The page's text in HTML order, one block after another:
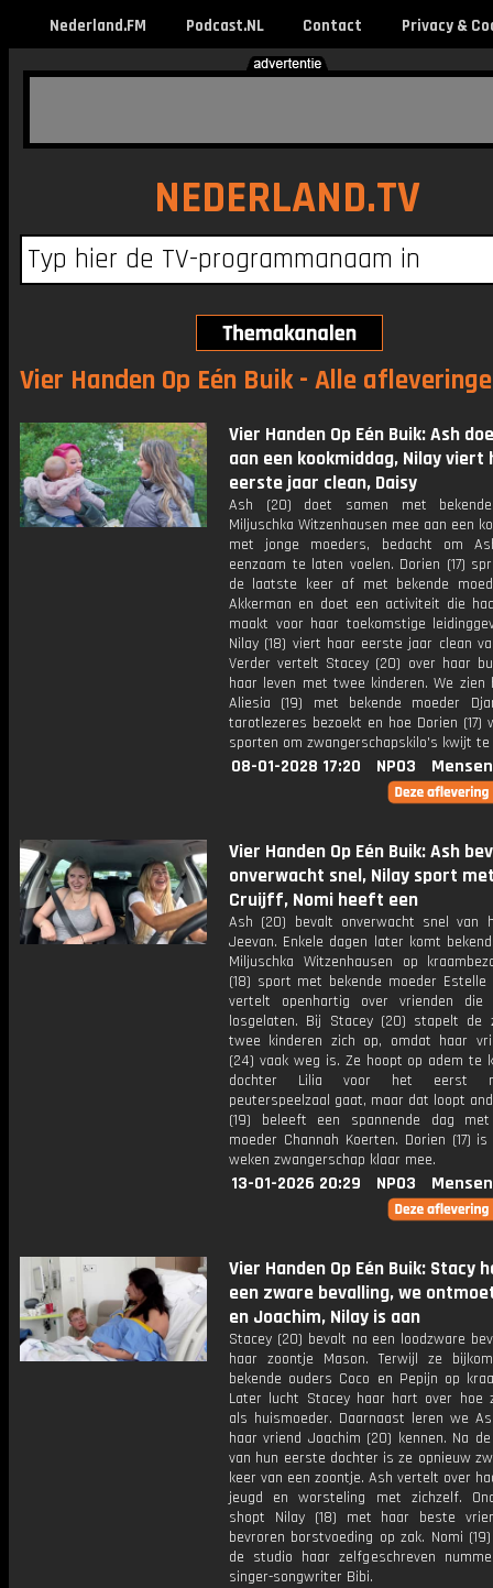
Nederland.FM Podcast.NL Contact Privacy &
NEDERLAND.TV
Vier Handen Op Eén Buik - Alle
Vier Handen Op Eén Buik: Ash
aan een kookmiddag, Nilay viert
eerste jaar clean, Daisy
Ash (20) doet samen met
Miljuschka Witzenhausen mee aan een
met jonge moeders, bedacht om
eenzaam te laten voelen. Dorien (17)
de laatste keer af met bekende
Akkerman en doet een activiteit die
maakt voor haar toekomstige
Nilay (18) viert haar eerste jaar clean
Verder vertelt Stacey (20) over haar
haar leven met twee kinderen. We zien
Aliesia (19) met bekende moeder
tarotlezeres bezoekt en hoe Dorien (17)
sporten om zwangerschapskilo's kwijt te
08-01-2028 17:20 NPO3
Vier Handen Op Eén Buik: Ash
onverwacht snel, Nilay sport
Cruijff, Nomi heeft een
Ash (20) bevalt onverwacht snel van
Jeevan. Enkele dagen later komt
Miljuschka Witzenhausen op
(18) sport met bekende moeder
vertelt openhartig over vrienden
losgelaten. Bij Stacey (20) stapelt de
twee kinderen zich op, omdat haar
(24) vaak weg is. Ze hoopt op adem te
dochter Lilia voor het eerst
peuterspeelzaal gaat, maar dat loopt
(19) beleeft een spannende dag met
moeder Channah Koerten. Dorien (17)
weken zwangerschap klaar mee.
13-01-2026 20:29 NPO3
Vier Handen Op Eén Buik: Stacy
een zware bevalling, we
en Joachim, Nilay is aan
Stacey (20) bevalt na een loodzware
haar zoontje Mason. Terwijl ze
bekende ouders Coco en Pepijn op
Later lucht Stacey haar hart over hoe
als huismoeder. Daarnaast leren we
haar vriend Joachim (20) kennen. Na
van hun eerste dochter is ze opnieuw
keer van een zoontje. Ash vertelt over
jeugd en worsteling met zichzelf.
shopt Nilay (18) met haar beste
bevroren borstvoeding op zak. Nomi
de studio haar zelfgeschreven
singer-songwriter Bibi.